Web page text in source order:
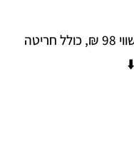
מתנה יוקרתית: תג מעור אמיתי בשווי 98 ₪, כולל חריטה